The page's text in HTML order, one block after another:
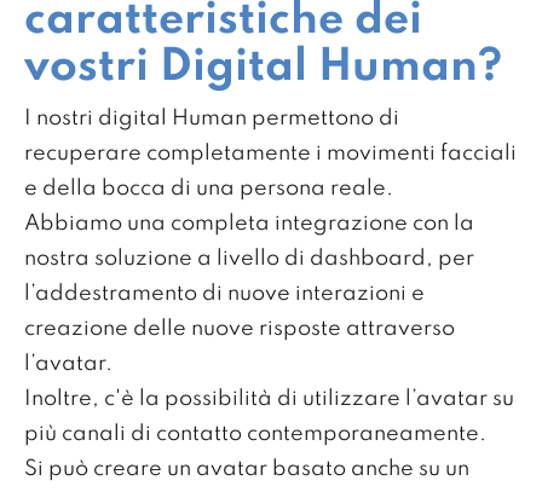
caratteristiche dei
vostri Digital Human?
I nostri digital Human permettono di
recuperare completamente i movimenti facciali
e della bocca di una persona reale.
Abbiamo una completa integrazione con la
nostra soluzione a livello di dashboard, per
l’addestramento di nuove interazioni e
creazione delle nuove risposte attraverso
l’avatar.
Inoltre, c'è la possibilità di utilizzare l’avatar su
più canali di contatto contemporaneamente.
Si può creare un avatar basato anche su un